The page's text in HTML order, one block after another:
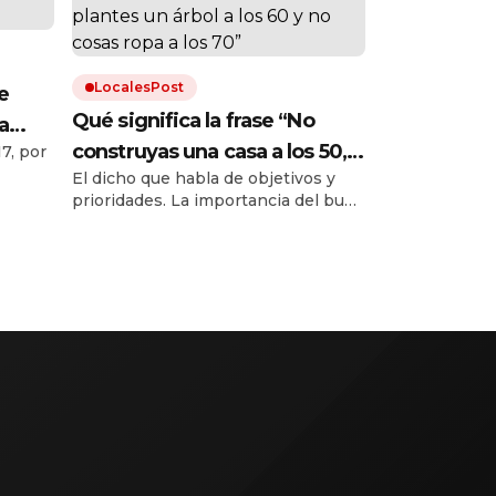
por
LocalesPost
Qué significa la frase “No
construyas una casa a los 50,
no plantes un árbol a los 60 y
no cosas ropa a los 70”
El dicho que habla de objetivos y
prioridades. La importancia del buen